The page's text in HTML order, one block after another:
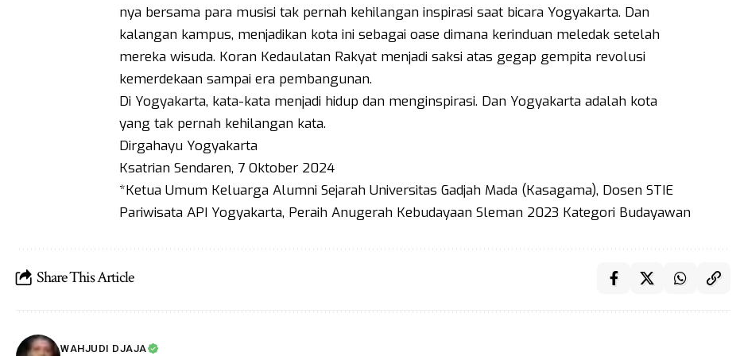
nya bersama para musisi tak pernah kehilangan inspirasi saat bicara Yogyakarta. Dan
kalangan kampus, menjadikan kota ini sebagai oase dimana kerinduan meledak setelah
mereka wisuda. Koran Kedaulatan Rakyat menjadi saksi atas gegap gempita revolusi
kemerdekaan sampai era pembangunan.
Di Yogyakarta, kata-kata menjadi hidup dan menginspirasi. Dan Yogyakarta adalah kota
yang tak pernah kehilangan kata.
Dirgahayu Yogyakarta
Ksatrian Sendaren, 7 Oktober 2024
*Ketua Umum Keluarga Alumni Sejarah Universitas Gadjah Mada (Kasagama), Dosen STIE
Pariwisata API Yogyakarta, Peraih Anugerah Kebudayaan Sleman 2023 Kategori Budayawan
Share This Article
WAHJUDI DJAJA